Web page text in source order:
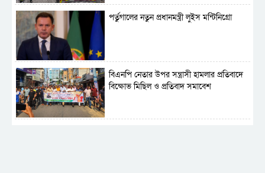
পর্তুগালের নতুন প্রধানমন্ত্রী লুইস মন্টিনিগ্রো
বিএনপি নেতার উপর সন্ত্রাসী হামলার প্রতিবাদে
বিক্ষোভ মিছিল ও প্রতিবাদ সমাবেশ